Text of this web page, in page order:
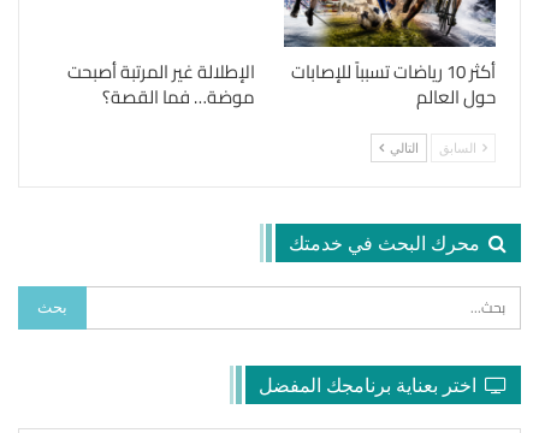
أكثر 10 رياضات تسبباً للإصابات
حول العالم
الإطلالة غير المرتبة أصبحت
موضة… فما القصة؟
السابق التالي
محرك البحث في خدمتك
اختر بعناية برنامجك المفضل